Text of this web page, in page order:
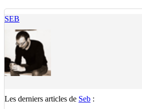
SEB
Les derniers articles de Seb :